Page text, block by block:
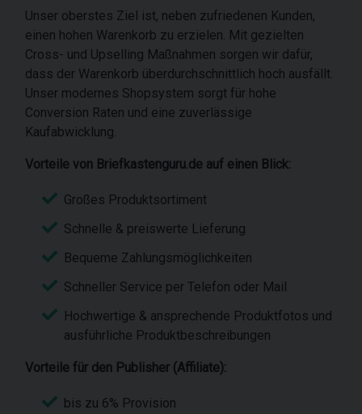
Unser oberstes Ziel ist, neben zufriedenen Kunden,
einen hohen Warenkorb zu erzielen. Mit gezielten
Cross- und Upselling Maßnahmen sorgen wir dafür,
dass der Warenkorb überdurchschnittlich hoch ausfällt.
Unser modernes Shopsystem sorgt für hohe
Conversion Raten und eine zuverlässige
Kaufabwicklung.
Vorteile von Briefkastenguru.de auf einen Blick:
Großes Produktsortiment
Schnelle & preiswerte Lieferung
Bequeme Zahlungsmöglichkeiten
Schneller Service per Telefon oder Mail
Hochwertige & ansprechende Produktfotos und
ausführliche Produktbeschreibungen
Vorteile für den Publisher (Affiliate):
bis zu 6% Provision